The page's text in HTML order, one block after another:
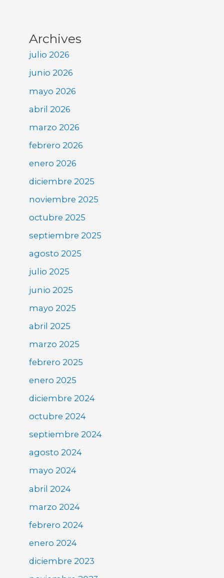
Archives
julio 2026
junio 2026
mayo 2026
abril 2026
marzo 2026
febrero 2026
enero 2026
diciembre 2025
noviembre 2025
octubre 2025
septiembre 2025
agosto 2025
julio 2025
junio 2025
mayo 2025
abril 2025
marzo 2025
febrero 2025
enero 2025
diciembre 2024
octubre 2024
septiembre 2024
agosto 2024
mayo 2024
abril 2024
marzo 2024
febrero 2024
enero 2024
diciembre 2023